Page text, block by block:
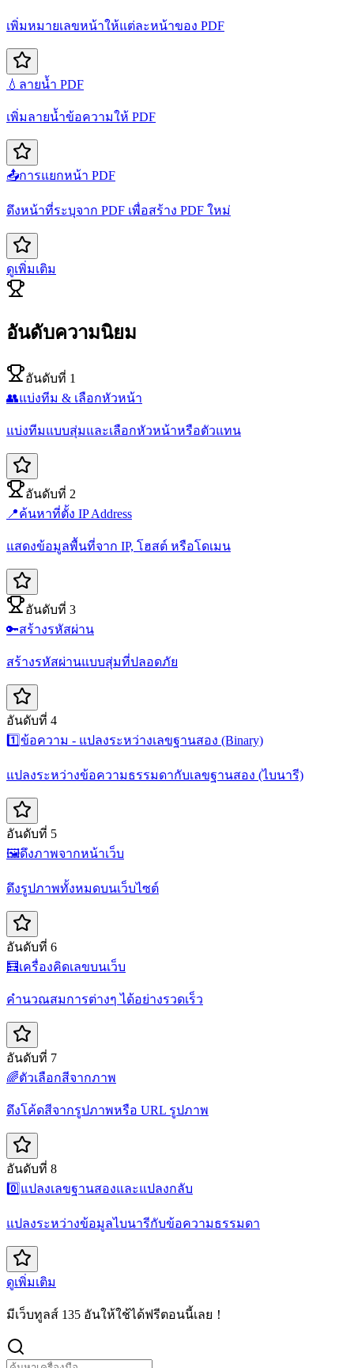
เพิ่มหมายเลขหน้าให้แต่ละหน้าของ PDF
💧 ลายน้ำ PDF
เพิ่มลายน้ำข้อความให้ PDF
📤การแยกหน้า PDF
ดึงหน้าที่ระบุจาก PDF เพื่อสร้าง PDF ใหม่
ดูเพิ่มเติม
อันดับความนิยม
อันดับที่ 1
👥แบ่งทีม & เลือกหัวหน้า
แบ่งทีมแบบสุ่มและเลือกหัวหน้าหรือตัวแทน
อันดับที่ 2
📍ค้นหาที่ตั้ง IP Address
แสดงข้อมูลพื้นที่จาก IP, โฮสต์ หรือโดเมน
อันดับที่ 3
🔑สร้างรหัสผ่าน
สร้างรหัสผ่านแบบสุ่มที่ปลอดภัย
อันดับที่ 4
1️⃣ข้อความ - แปลงระหว่างเลขฐานสอง (Binary)
แปลงระหว่างข้อความธรรมดากับเลขฐานสอง (ไบนารี)
อันดับที่ 5
🖼️ดึงภาพจากหน้าเว็บ
ดึงรูปภาพทั้งหมดบนเว็บไซต์
อันดับที่ 6
🧮เครื่องคิดเลขบนเว็บ
คำนวณสมการต่างๆ ได้อย่างรวดเร็ว
อันดับที่ 7
🌈ตัวเลือกสีจากภาพ
ดึงโค้ดสีจากรูปภาพหรือ URL รูปภาพ
อันดับที่ 8
0️⃣ แปลงเลขฐานสองและแปลงกลับ
แปลงระหว่างข้อมูลไบนารีกับข้อความธรรมดา
ดูเพิ่มเติม
มีเว็บทูลส์ 135 อันให้ใช้ได้ฟรีตอนนี้เลย！